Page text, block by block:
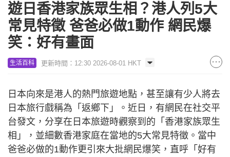
遊日香港家族眾生相？港人列5大
常見特徵 爸爸必做1動作 網民爆
笑：好有畫面
生活百科 更新時間：12:30 2026-08-01 HKT
日本向來是港人的熱門旅遊地點，甚至讓有少人將去
日本旅行戲稱為「返鄉下」。近日，有網民在社交平
台發文，分享在日本旅遊時觀察到的「香港家族眾生
相」，並細數香港家庭在當地的5大常見特徵。當中
爸爸必做的1動作更引來大批網民爆笑，直呼「好有